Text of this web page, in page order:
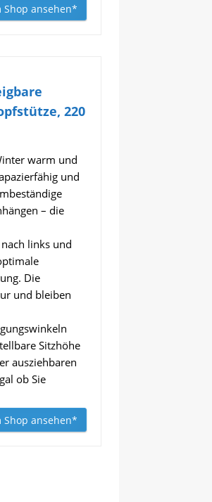
Shop ansehen*
220
warm und
und
– die
links und
Die
und bleiben
Sitzhöhe
ausziehbaren
ob Sie
Shop ansehen*